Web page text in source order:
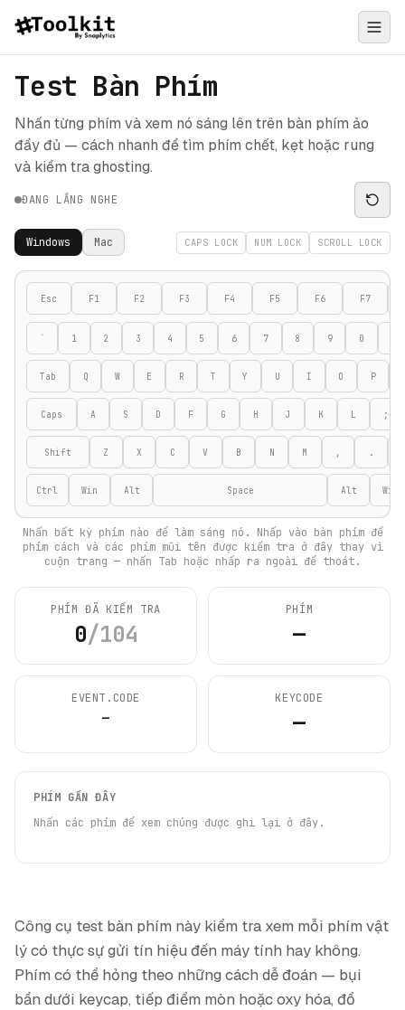
Test Bàn Phím
Nhấn từng phím và xem nó sáng lên trên bàn phím ảo
đầy đủ — cách nhanh để tìm phím chết, kẹt hoặc rung
và kiểm tra ghosting.
ĐANG LẮNG NGHE
Windows Mac CAPS LOCK NUM LOCK SCROLL LOCK
Esc F1 F2 F3 F4 F5 F6 F7
` 1 2 3 4 5 6 7 8 9 0
Tab Q W E R T Y U I O P
Caps A S D F G H J K L ;
Shift Z X C V B N M , .
Ctrl Win Alt Space Alt Win
Nhấn bất kỳ phím nào để làm sáng nó. Nhấp vào bàn phím để
phím cách và các phím mũi tên được kiểm tra ở đây thay vì
cuộn trang — nhấn Tab hoặc nhấp ra ngoài để thoát.
PHÍM ĐÃ KIỂM TRA
0/104
PHÍM
—
EVENT.CODE
—
KEYCODE
—
PHÍM GẦN ĐÂY
Nhấn các phím để xem chúng được ghi lại ở đây.
Công cụ test bàn phím này kiểm tra xem mỗi phím vật
lý có thực sự gửi tín hiệu đến máy tính hay không.
Phím có thể hỏng theo những cách dễ đoán — bụi
bẩn dưới keycap, tiếp điểm mòn hoặc oxy hóa, đổ